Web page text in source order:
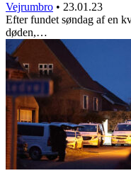
Vejrumbro • 23.01.23
Efter fundet søndag af en
døden,…